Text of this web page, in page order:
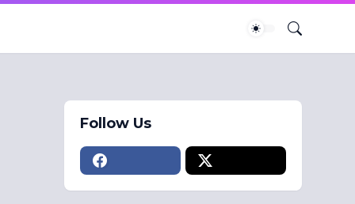
Follow Us